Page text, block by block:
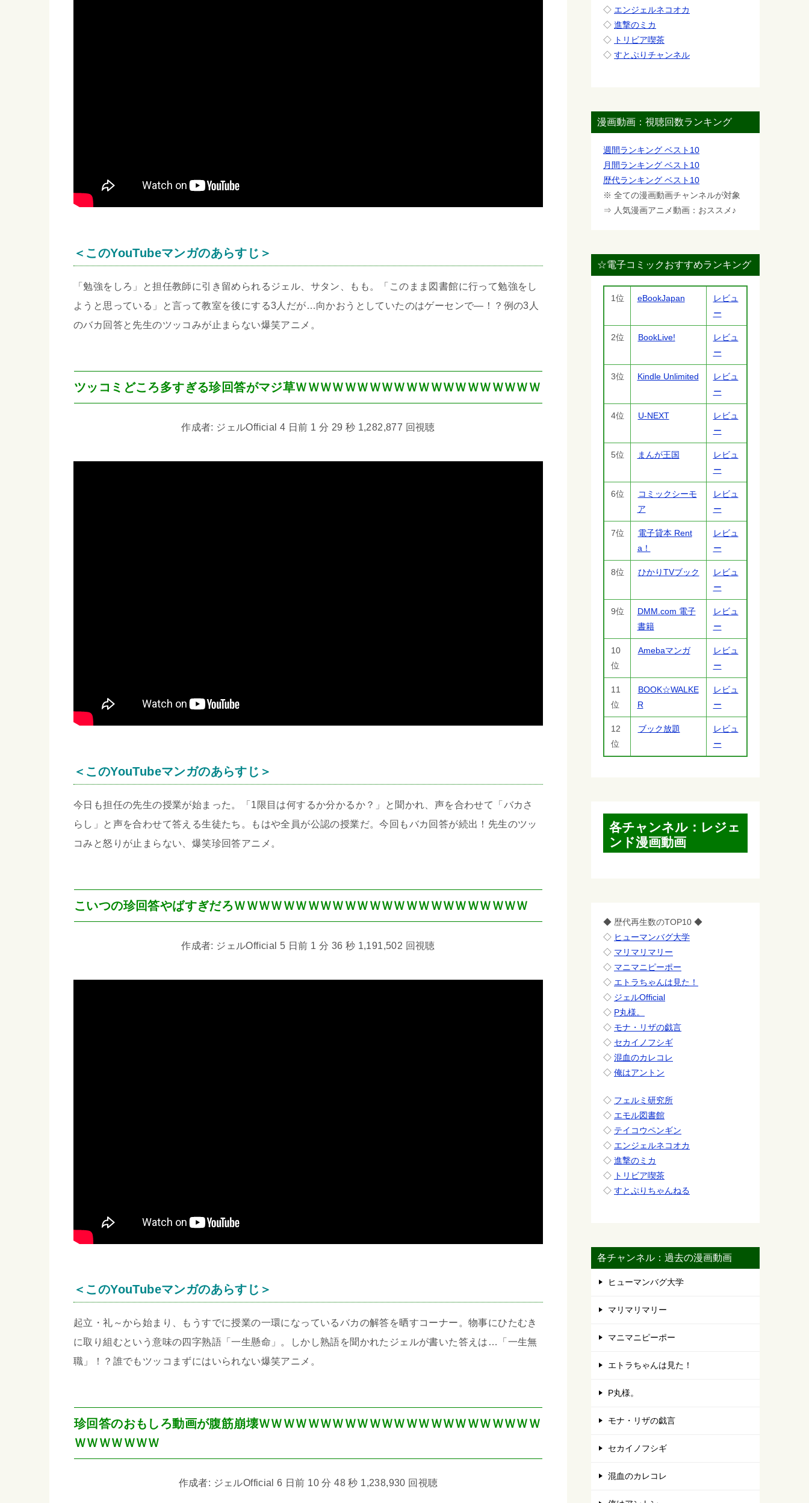
＜このYouTubeマンガのあらすじ＞
「勉強をしろ」と担任教師に引き留められるジェル、サタン、もも。「このまま図書館に行って勉強をし
ようと思っている」と言って教室を後にする3人だが…向かおうとしていたのはゲーセンで―！？例の3人
のバカ回答と先生のツッコみが止まらない爆笑アニメ。
ツッコミどころ多すぎる珍回答がマジ草ＷＷＷＷＷＷＷＷＷＷＷＷＷＷＷＷＷＷＷＷ
作成者: ジェルOfficial 4 日前 1 分 29 秒 1,282,877 回視聴
＜このYouTubeマンガのあらすじ＞
今日も担任の先生の授業が始まった。「1限目は何するか分かるか？」と聞かれ、声を合わせて「バカさ
らし」と声を合わせて答える生徒たち。もはや全員が公認の授業だ。今回もバカ回答が続出！先生のツッ
コみと怒りが止まらない、爆笑珍回答アニメ。
こいつの珍回答やばすぎだろＷＷＷＷＷＷＷＷＷＷＷＷＷＷＷＷＷＷＷＷＷＷＷＷ
作成者: ジェルOfficial 5 日前 1 分 36 秒 1,191,502 回視聴
＜このYouTubeマンガのあらすじ＞
起立・礼～から始まり、もうすでに授業の一環になっているバカの解答を晒すコーナー。物事にひたむき
に取り組むという意味の四字熟語「一生懸命」。しかし熟語を聞かれたジェルが書いた答えは…「一生無
職」！？誰でもツッコまずにはいられない爆笑アニメ。
珍回答のおもしろ動画が腹筋崩壊ＷＷＷＷＷＷＷＷＷＷＷＷＷＷＷＷＷＷＷＷＷＷＷ
ＷＷＷＷＷＷＷ
作成者: ジェルOfficial 6 日前 10 分 48 秒 1,238,930 回視聴
◇ エンジェルネコオカ
◇ 進撃のミカ
◇ トリビア喫茶
◇ すとぷりチャンネル
漫画動画：視聴回数ランキング
週間ランキング ベスト10
月間ランキング ベスト10
歴代ランキング ベスト10
※ 全ての漫画動画チャンネルが対象
⇒ 人気漫画アニメ動画：おススメ♪
☆電子コミックおすすめランキング
1位 eBookJapan
レビュ
ー
2位 BookLive!
レビュ
ー
3位 Kindle Unlimited
レビュ
ー
4位 U-NEXT
レビュ
ー
5位 まんが王国
レビュ
ー
6位
コミックシーモ
ア
レビュ
ー
7位
電子貸本 Rent
a！
レビュ
ー
8位 ひかりTVブック
レビュ
ー
9位
DMM.com 電子
書籍
レビュ
ー
10
位
Amebaマンガ
レビュ
ー
11
位
BOOK☆WALKE
R
レビュ
ー
12
位
ブック放題
レビュ
ー
各チャンネル：レジェ
ンド漫画動画
◆ 歴代再生数のTOP10 ◆
◇ ヒューマンバグ大学
◇ マリマリマリー
◇ マニマニピーポー
◇ エトラちゃんは見た！
◇ ジェルOfficial
◇ P丸様。
◇ モナ・リザの戯言
◇ セカイノフシギ
◇ 混血のカレコレ
◇ 俺はアントン
◇ フェルミ研究所
◇ エモル図書館
◇ テイコウペンギン
◇ エンジェルネコオカ
◇ 進撃のミカ
◇ トリビア喫茶
◇ すとぷりちゃんねる
各チャンネル：過去の漫画動画
ヒューマンバグ大学
マリマリマリー
マニマニピーポー
エトラちゃんは見た！
P丸様。
モナ・リザの戯言
セカイノフシギ
混血のカレコレ